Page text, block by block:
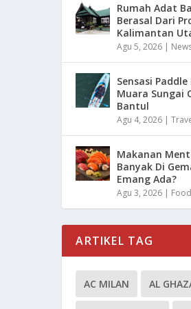
Rumah Adat
Berasal Dari
Kalimantan
Agu 5, 2026 |
Sensasi
Muara Sungai
Bantul
Agu 4, 2026 |
Makanan
Banyak Di
Emang Ada?
Agu 3, 2026 | Food
ARTIKEL TAG
AC MILAN AL